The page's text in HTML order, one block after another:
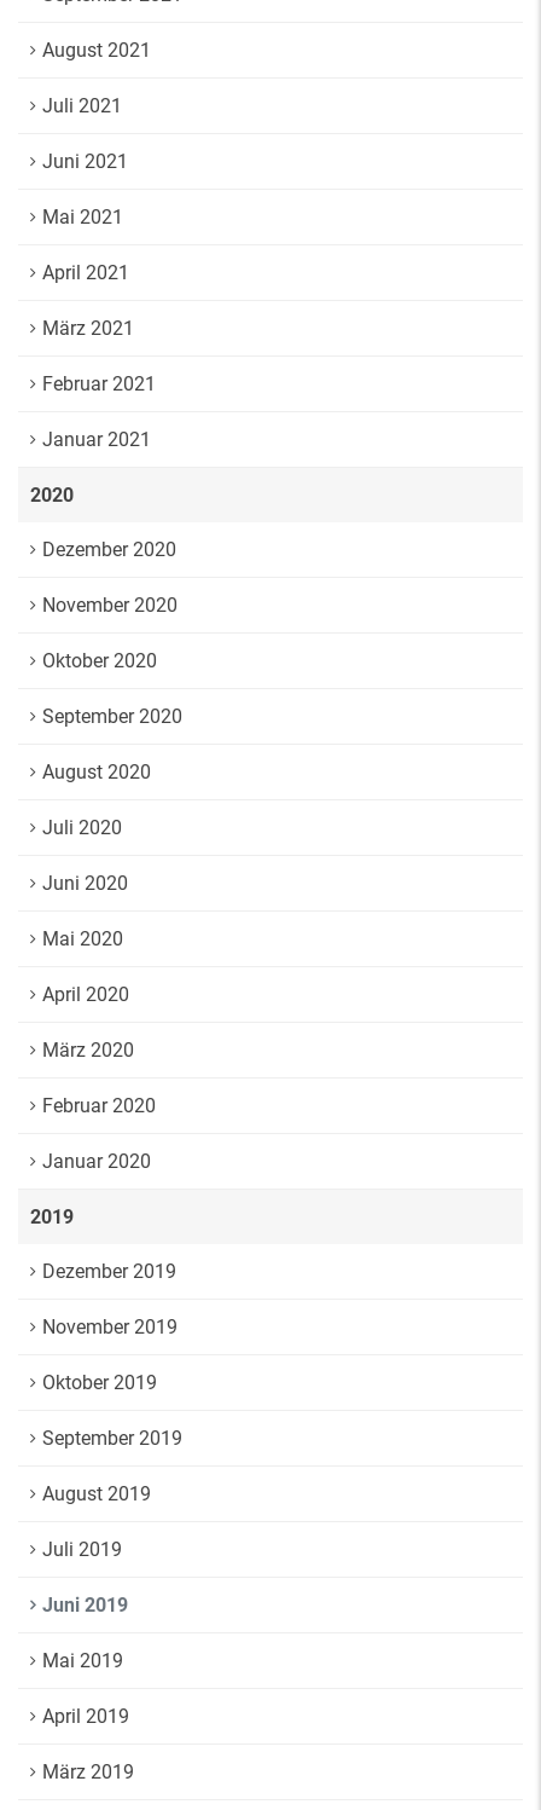
August 2021
Juli 2021
Juni 2021
Mai 2021
April 2021
März 2021
Februar 2021
Januar 2021
2020
Dezember 2020
November 2020
Oktober 2020
September 2020
August 2020
Juli 2020
Juni 2020
Mai 2020
April 2020
März 2020
Februar 2020
Januar 2020
2019
Dezember 2019
November 2019
Oktober 2019
September 2019
August 2019
Juli 2019
Juni 2019
Mai 2019
April 2019
März 2019